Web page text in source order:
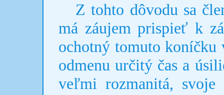
Z tohto dôvodu sa
má záujem prispieť k
ochotný tomuto koníčku
odmenu určitý čas a
veľmi rozmanitá, svoje